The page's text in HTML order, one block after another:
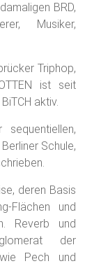
BRD,
Musiker,
Triphop,
ist seit
aktiv.
Schule,
deren Basis
Flächen und
Reverb und
der
wie Pech und